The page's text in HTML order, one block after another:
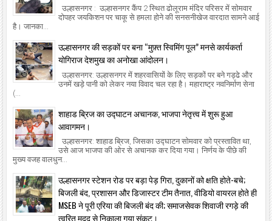
उल्हासनगर : उल्हासनगर कैंप 2 स्थित ढोलूराम मंदिर परिसर में सोमवार
दोपहर जयकिशन पर चाकू से हमला होने की सनसनीखेज वारदात सामने आई
है। जानका...
उल्हासनगर की सड़कों पर बना “मुफ़्त स्विमिंग पूल” मनसे कार्यकर्ता
योगिराज देशमुख का अनोखा आंदोलन।
उल्हासनगर: उल्हासनगर में शहरवासियों के लिए सड़कों पर बने गड्ढे और
उनमें खड़े पानी को लेकर नया विवाद चल रहा है। महाराष्ट्र नवनिर्माण सेना
(...
शाहाड ब्रिज का उद्घाटन अचानक, भाजपा नेतृत्त्व में शुरू हुआ
आवागमन।
उल्हासनगर: शाहाड ब्रिज, जिसका उद्घाटन सोमवार को प्रस्तावित था,
उसे आज भाजपा की ओर से अचानक कर दिया गया। निर्णय के पीछे की
मुख्य वजह वालधुन...
उल्हासनगर स्टेशन रोड पर बड़ा पेड़ गिरा, दुकानों को क्षति होते-बचे;
बिजली बंद, प्रशासन और डिजास्टर टीम तैनात, वीडियो वायरल होते ही
MSEB ने पूरी एरिया की बिजली बंद की; समाजसेवक शिवाजी रगड़े की
त्वरित मदद से निकाला गया संकट।